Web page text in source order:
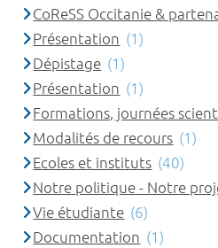
CoReSS Occitanie &
Présentation (1)
Dépistage (1)
Présentation (1)
Formations, journées
Modalités de recours (1)
Ecoles et instituts (40)
Notre politique - Notre
Vie étudiante (6)
Documentation (1)